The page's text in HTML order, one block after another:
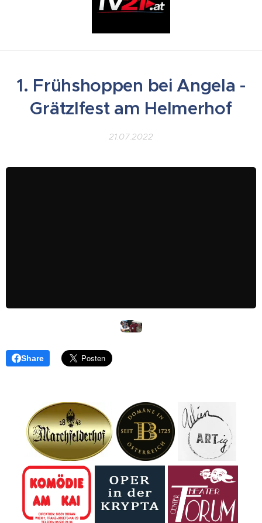
1. Frühshoppen bei Angela -
Grätzlfest am Helmerhof
21.07.2022
Share